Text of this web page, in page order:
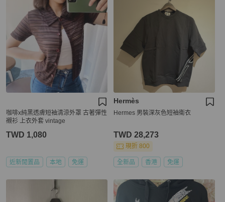
咖啡x純黑透膚短袖清涼外罩 古著彈性
襯衫 上衣外套 vintage
TWD 1,080
近新閒置品 本地 免運
Hermès
Hermes 男裝深灰色短袖衛衣
TWD 28,273
現折 800
全新品 香港 免運